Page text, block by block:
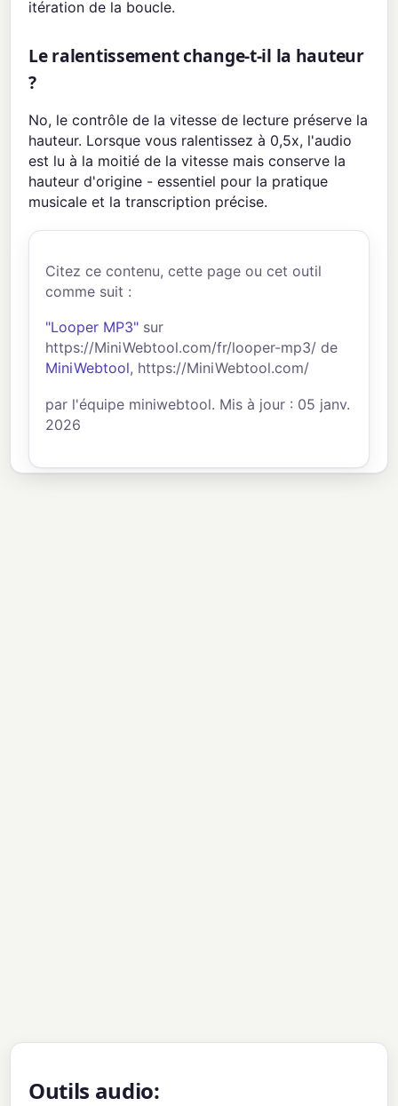
itération de la boucle.
Le ralentissement change-t-il la hauteur
?
No, le contrôle de la vitesse de lecture préserve la
hauteur. Lorsque vous ralentissez à 0,5x, l'audio
est lu à la moitié de la vitesse mais conserve la
hauteur d'origine - essentiel pour la pratique
musicale et la transcription précise.
Citez ce contenu, cette page ou cet outil
comme suit :
"Looper MP3" sur
https://MiniWebtool.com/fr/looper-mp3/ de
MiniWebtool, https://MiniWebtool.com/
par l'équipe miniwebtool. Mis à jour : 05 janv.
2026
Outils audio: